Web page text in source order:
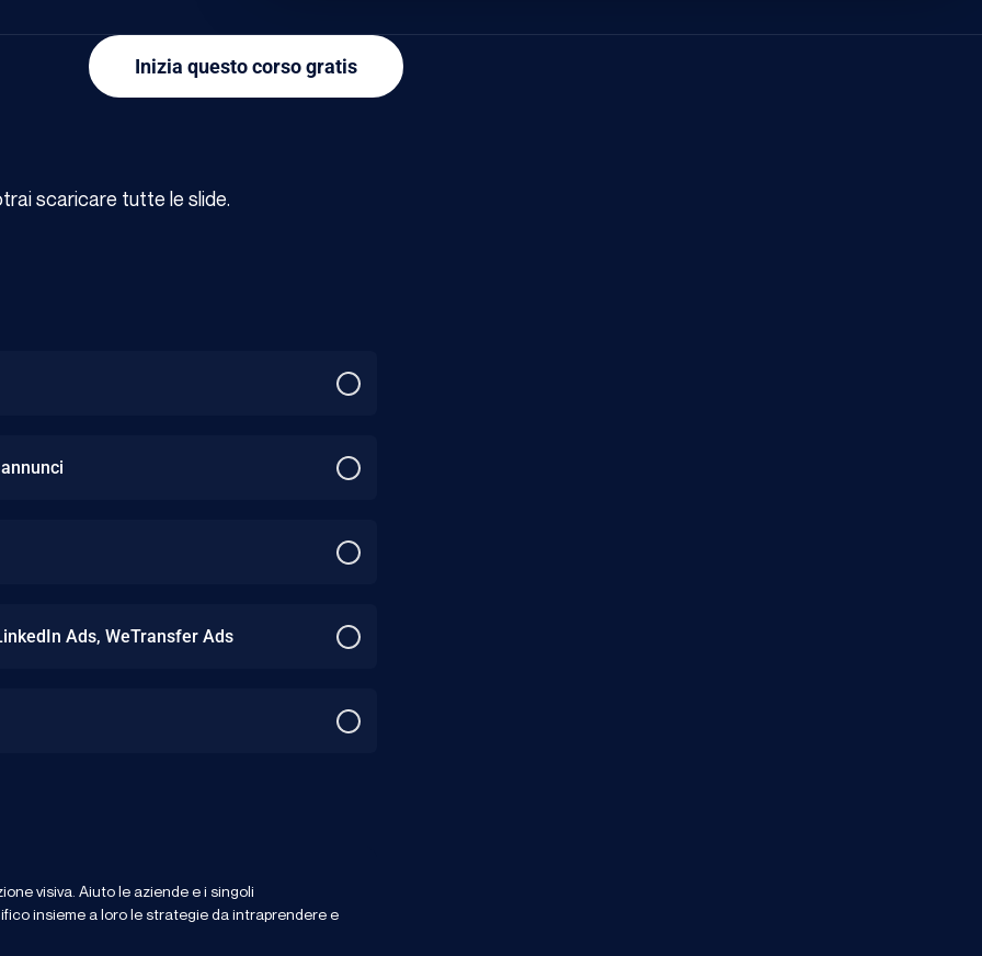
Inizia questo corso gratis
scaricare tutte le slide.
Ads, WeTransfer Ads
visiva. Aiuto le aziende e i singoli
insieme a loro le strategie da intraprendere e